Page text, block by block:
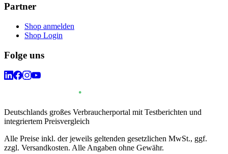
Partner
Shop anmelden
Shop Login
Folge uns
Deutschlands großes Verbraucherportal mit Testberichten und
integriertem Preisvergleich
Alle Preise inkl. der jeweils geltenden gesetzlichen MwSt., ggf.
zzgl. Versandkosten. Alle Angaben ohne Gewähr.